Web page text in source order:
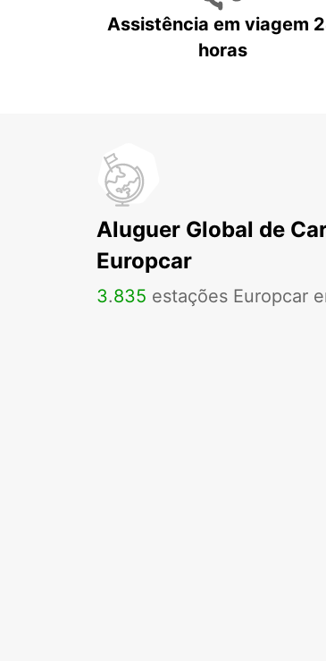
Assistência em viagem
horas
Aluguer Global de
Europcar
3.835 estações Europcar